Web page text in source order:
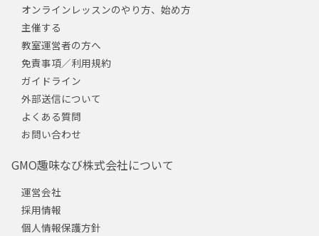
オンラインレッスンのやり方、始め方
主催する
教室運営者の方へ
免責事項／利用規約
ガイドライン
外部送信について
よくある質問
お問い合わせ
GMO趣味なび株式会社について
運営会社
採用情報
個人情報保護方針